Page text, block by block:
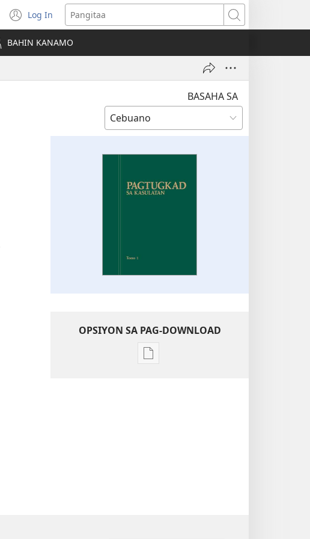
Log In
(mo-
open
ug
bag-
window)
Pangitaa
BAHIN KANAMO
BASAHA SA
OPSIYON SA PAG-DOWNLOAD
Opsiyon